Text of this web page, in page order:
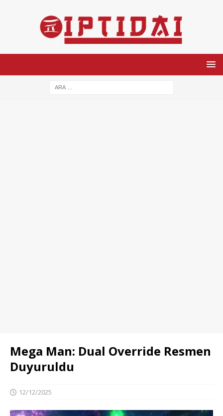
Mega Man: Dual Override Resmen
Duyuruldu
12/12/2025